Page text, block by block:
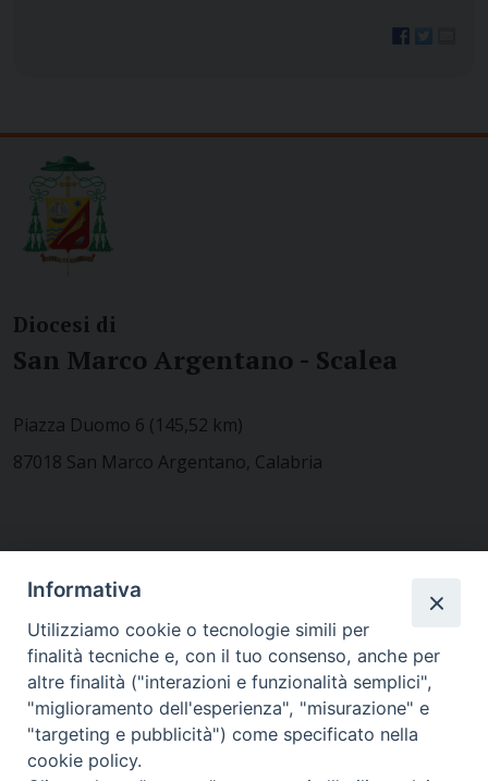
Diocesi di
San Marco Argentano - Scalea
Piazza Duomo 6 (145,52 km)
87018 San Marco Argentano, Calabria
MODULISTICA
WEBMAIL
Informativa
Utilizziamo cookie o tecnologie simili per
finalità tecniche e, con il tuo consenso, anche per
altre finalità ("interazioni e funzionalità semplici",
"miglioramento dell'esperienza", "misurazione" e
"targeting e pubblicità") come specificato nella
cookie policy.